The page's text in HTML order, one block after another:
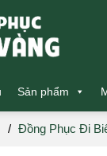
Sản phẩm
/ Đồng Phục Đi